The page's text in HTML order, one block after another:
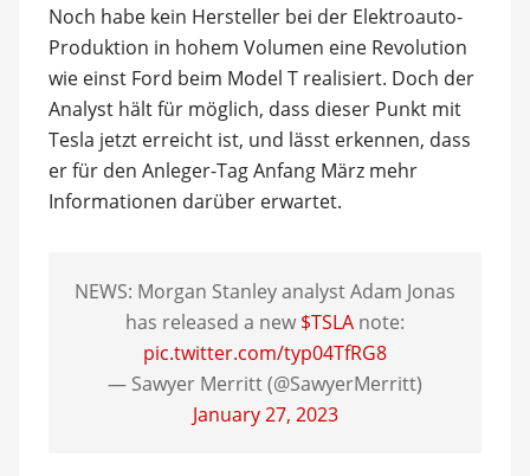
Noch habe kein Hersteller bei der Elektroauto-
Produktion in hohem Volumen eine Revolution
wie einst Ford beim Model T realisiert. Doch der
Analyst hält für möglich, dass dieser Punkt mit
Tesla jetzt erreicht ist, und lässt erkennen, dass
er für den Anleger-Tag Anfang März mehr
Informationen darüber erwartet.
NEWS: Morgan Stanley analyst Adam Jonas
has released a new $TSLA note:
pic.twitter.com/typ04TfRG8
— Sawyer Merritt (@SawyerMerritt)
January 27, 2023